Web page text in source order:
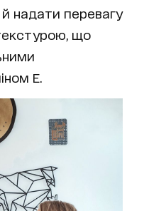
надати перевагу
що
Е.